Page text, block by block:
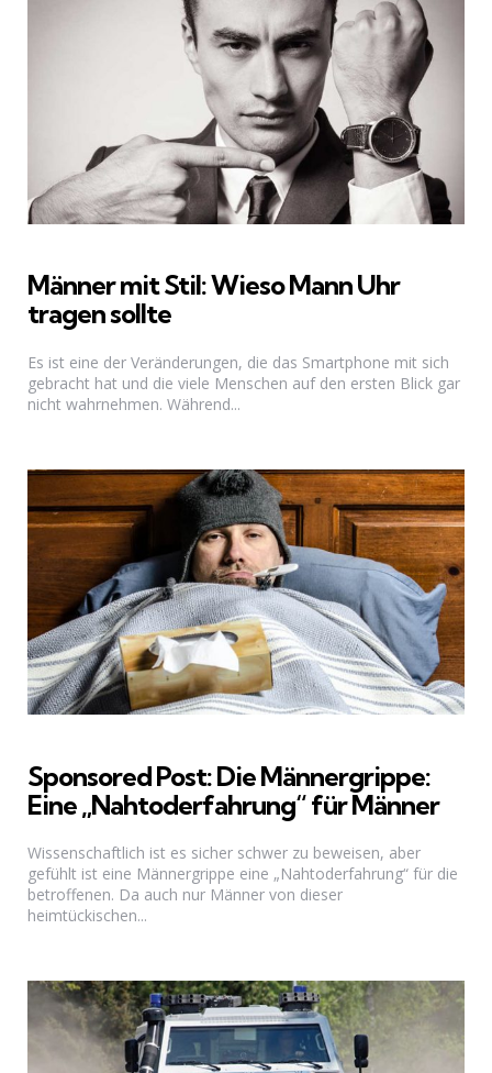
Männer mit Stil: Wieso Mann Uhr
tragen sollte
Es ist eine der Veränderungen, die das Smartphone mit sich
gebracht hat und die viele Menschen auf den ersten Blick gar
nicht wahrnehmen. Während...
Sponsored Post: Die Männergrippe:
Eine „Nahtoderfahrung“ für Männer
Wissenschaftlich ist es sicher schwer zu beweisen, aber
gefühlt ist eine Männergrippe eine „Nahtoderfahrung“ für die
betroffenen. Da auch nur Männer von dieser
heimtückischen...